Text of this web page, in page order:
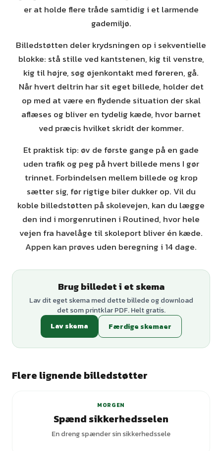
er at holde flere tråde samtidig i et larmende
gademiljø.
Billedstøtten deler krydsningen op i sekventielle
blokke: stå stille ved kantstenen, kig til venstre,
kig til højre, søg øjenkontakt med føreren, gå.
Når hvert deltrin har sit eget billede, holder det
op med at være en flydende situation der skal
aflæses og bliver en tydelig kæde, hvor barnet
ved præcis hvilket skridt der kommer.
Et praktisk tip: øv de første gange på en gade
uden trafik og peg på hvert billede mens I gør
trinnet. Forbindelsen mellem billede og krop
sætter sig, før rigtige biler dukker op. Vil du
koble billedstøtten på skolevejen, kan du lægge
den ind i morgenrutinen i Routined, hvor hele
vejen fra havelåge til skoleport bliver én kæde.
Appen kan prøves uden beregning i 14 dage.
Brug billedet i et skema
Lav dit eget skema med dette billede og download
det som printklar PDF. Helt gratis.
Lav skema
Færdige skemaer
Flere lignende billedstøtter
MORGEN
Spænd sikkerhedsselen
En dreng spænder sin sikkerhedssele